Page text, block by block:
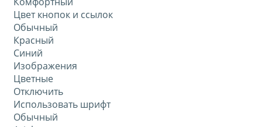
Цвет кнопок и ссылок
Обычный
Красный
Синий
Изображения
Цветные
Отключить
Использовать шрифт
Обычный